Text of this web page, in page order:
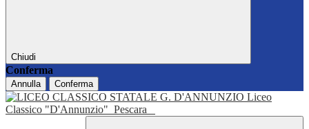
Chiudi
Conferma
Annulla Conferma
Liceo
Classico "D'Annunzio" Pescara